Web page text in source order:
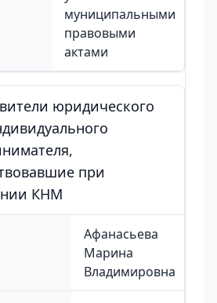
муниципальными
правовыми
актами
юридического
при
КНМ
Афанасьева
Марина
Владимировна